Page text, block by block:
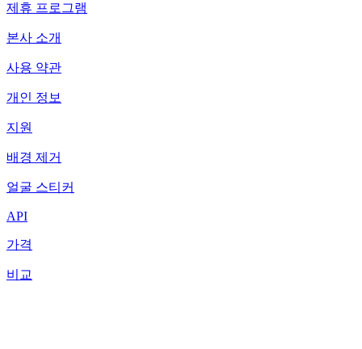
제휴 프로그램
본사 소개
사용 약관
개인 정보
지원
배경 제거
얼굴 스티커
API
가격
비교